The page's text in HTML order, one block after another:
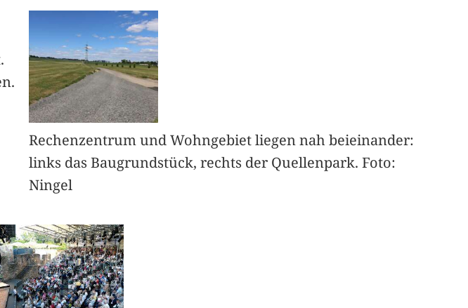
Rechenzentrum und Wohngebiet liegen nah beieinander:
links das Baugrundstück, rechts der Quellenpark. Foto:
Ningel